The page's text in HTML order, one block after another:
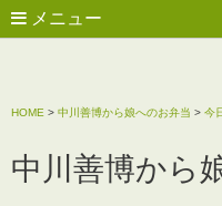
メニュー
HOME > 中川善博から娘へのお弁当 > 今
中川善博から